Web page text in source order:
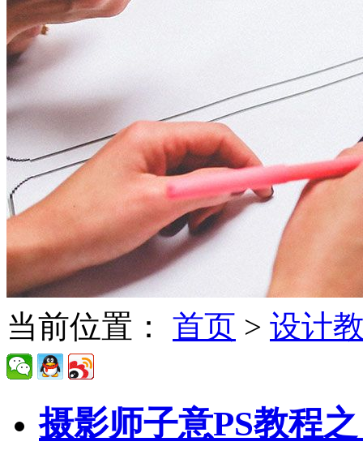
当前位置： 首页 > 设计
摄影师子意PS教程